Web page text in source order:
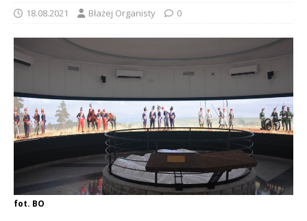
18.08.2021 Błażej Organisty 0
fot. BO